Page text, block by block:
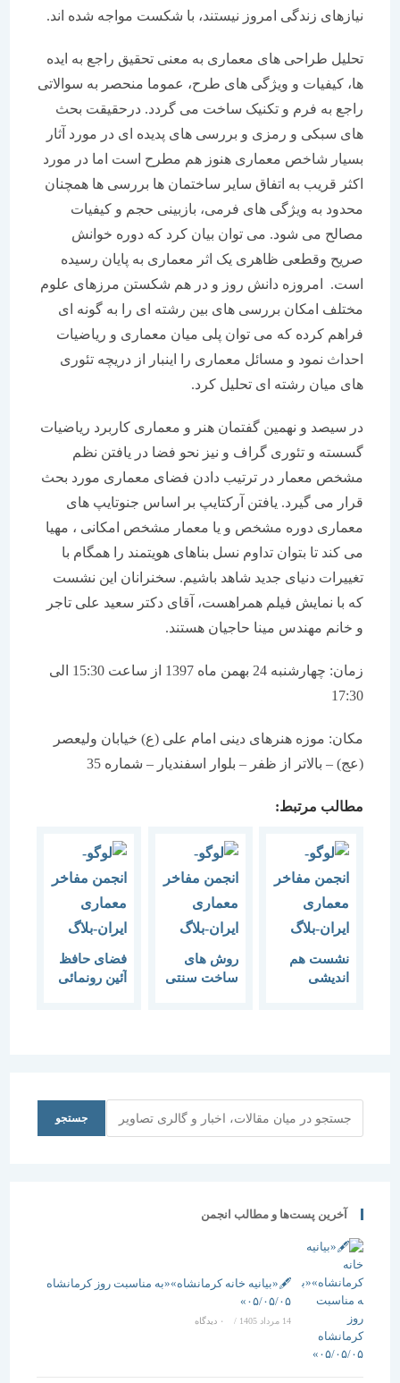
نیازهای زندگی امروز نیستند، با شکست مواجه شده اند.
تحلیل طراحی های معماری به معنی تحقیق راجع به ایده
ها، کیفیات و ویژگی های طرح، عموما منحصر به سوالاتی
راجع به فرم و تکنیک ساخت می گردد. درحقیقت بحث
های سبکی و رمزی و بررسی های پدیده ای در مورد آثار
بسیار شاخص معماری هنوز هم مطرح است اما در مورد
اکثر قریب به اتفاق سایر ساختمان ها بررسی ها همچنان
محدود به ویژگی های فرمی، بازبینی حجم و کیفیات
مصالح می شود. می توان بیان کرد که دوره خوانش
صریح وقطعی ظاهری یک اثر معماری به پایان رسیده
است. امروزه دانش روز و در هم شکستن مرزهای علوم
مختلف امکان بررسی های بین رشته ای را به گونه ای
فراهم کرده که می توان پلی میان معماری و ریاضیات
احداث نمود و مسائل معماری را اینبار از دریچه تئوری
های میان رشته ای تحلیل کرد.
در سیصد و نهمین گفتمان هنر و معماری کاربرد ریاضیات
گسسته و تئوری گراف و نیز نحو فضا در یافتن نظم
مشخص معمار در ترتیب دادن فضای معماری مورد بحث
قرار می گیرد. یافتن آرکتایپ بر اساس جنوتایپ های
معماری دوره مشخص و یا معمار مشخص امکانی ، مهیا
می کند تا بتوان تداوم نسل بناهای هویتمند را همگام با
تغییرات دنیای جدید شاهد باشیم. سخنرانان این نشست
که با نمایش فیلم همراهست، آقای دکتر سعید علی تاجر
و خانم مهندس مینا حاجیان هستند.
زمان: چهارشنبه 24 بهمن ماه 1397 از ساعت 15:30 الی
مکان: موزه هنرهای دینی امام علی (ع) خیابان ولیعصر
(عج) – بالاتر از ظفر – بلوار اسفندیار – شماره 35
مطالب مرتبط:
نشست هم
اندیشی
روش های
ساخت سنتی
فضای حافظ
آئین رونمائی
جستجو
آخرین پست‌ها و مطالب انجمن
🖋️«بیانیه خانه کرمانشاه»«به مناسبت روز کرمانشاه
۰۵/۰۵/۰۵»
/ ۰ دیدگاه